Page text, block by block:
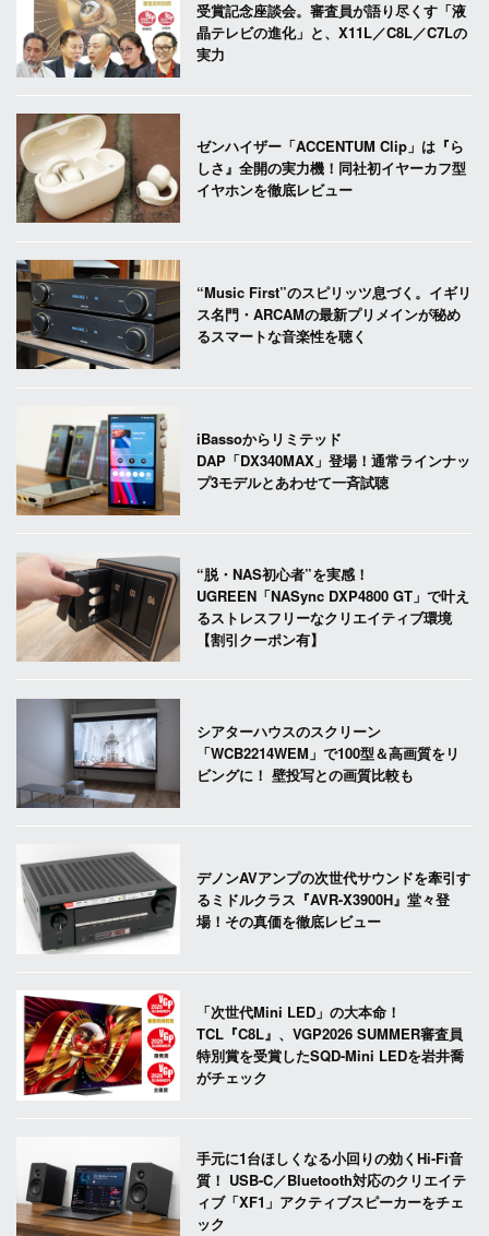
受賞記念座談会。審査員が語り尽くす「液
晶テレビの進化」と、X11L／C8L／C7Lの
実力
ゼンハイザー「ACCENTUM Clip」は『ら
しさ』全開の実力機！同社初イヤーカフ型
イヤホンを徹底レビュー
“Music First”のスピリッツ息づく。イギリ
ス名門・ARCAMの最新プリメインが秘め
るスマートな音楽性を聴く
iBassoからリミテッド
DAP「DX340MAX」登場！通常ラインナッ
プ3モデルとあわせて一斉試聴
“脱・NAS初心者”を実感！
UGREEN「NASync DXP4800 GT」で叶え
るストレスフリーなクリエイティブ環境
【割引クーポン有】
シアターハウスのスクリーン
「WCB2214WEM」で100型＆高画質をリ
ビングに！ 壁投写との画質比較も
デノンAVアンプの次世代サウンドを牽引す
るミドルクラス『AVR-X3900H』堂々登
場！その真価を徹底レビュー
「次世代Mini LED」の大本命！
TCL『C8L』、VGP2026 SUMMER審査員
特別賞を受賞したSQD-Mini LEDを岩井喬
がチェック
手元に1台ほしくなる小回りの効くHi-Fi音
質！ USB-C／Bluetooth対応のクリエイテ
ィブ「XF1」アクティブスピーカーをチェ
ック